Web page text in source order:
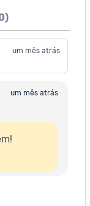
)
um mês atrás
um mês atrás